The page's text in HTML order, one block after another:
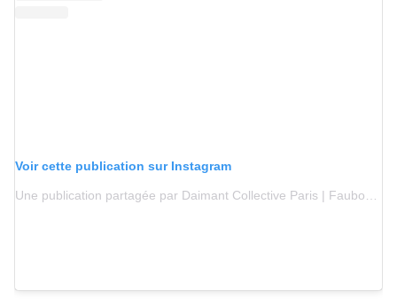
Voir cette publication sur Instagram
Une publication partagée par Daimant Collective Paris | Faubourg Daimant & Plan D (@daimant.co)